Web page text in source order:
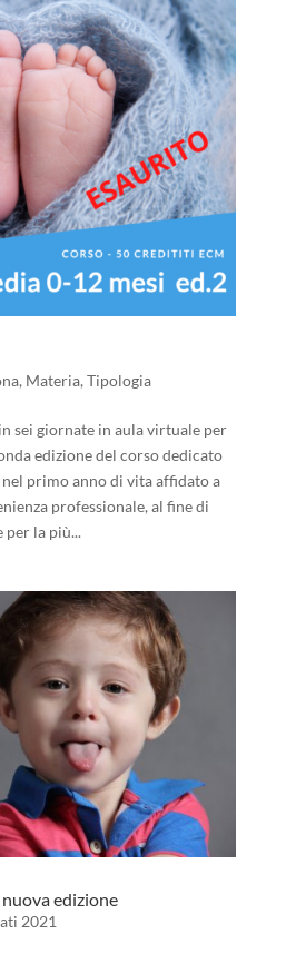
, Materia, Tipologia
sei giornate in aula virtuale per
edizione del corso dedicato
primo anno di vita affidato a
professionale, al fine di
per la più...
edizione
2021